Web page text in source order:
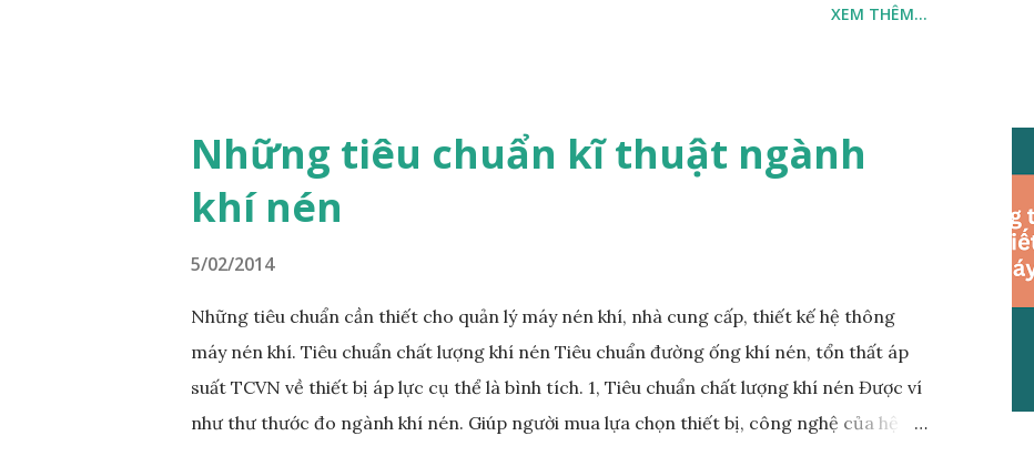
khi phát hiện quá tải. Sự cố cách điện Các lớp cách điện trong máy biến áp có thể bị
hỏng do điều kiện môi trường như độ ẩm, bụi bẩn, hay hóa chất. Khi lớp cách điện bị suy
giảm, nguy cơ ngắn mạch và hư hỏng máy biến áp tăng lên. Biện pháp khắc phục: Định
XEM THÊM...
Những tiêu chuẩn kĩ thuật ngành
khí nén
5/02/2014
Những tiêu chuẩn cần thiết cho quản lý máy nén khí, nhà cung cấp, thiết kế hệ thông
máy nén khí. Tiêu chuẩn chất lượng khí nén Tiêu chuẩn đường ống khí nén, tổn thất áp
suất TCVN về thiết bị áp lực cụ thể là bình tích. 1, Tiêu chuẩn chất lượng khí nén Được ví
như thư thước đo ngành khí nén. Giúp người mua lựa chọn thiết bị, công nghệ của hệ